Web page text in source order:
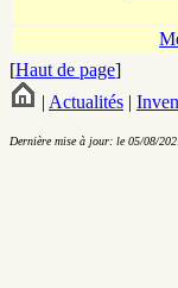
[Haut de page]
| Actualités |
Dernière mise à jour: le 05/08/